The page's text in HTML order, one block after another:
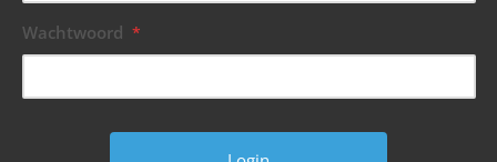
Wachtwoord *